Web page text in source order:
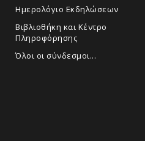
Ημερολόγιο Εκδηλώσεων
Βιβλιοθήκη και Κέντρο
Πληροφόρησης
Όλοι οι σύνδεσμοι...